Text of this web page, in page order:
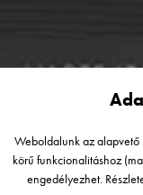
Weboldalunk az alapvető
körű funkcionalitáshoz
engedélyezhet.